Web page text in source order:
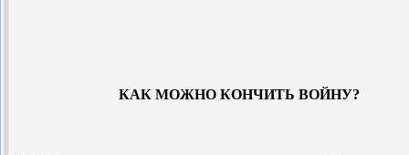
КАК МОЖНО КОНЧИТЬ ВОЙНУ?